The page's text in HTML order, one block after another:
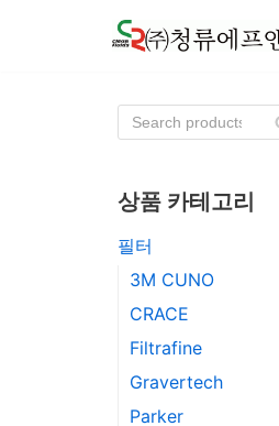
상품 카테고리
필터
3M CUNO
CRACE
Filtrafine
Gravertech
Parker